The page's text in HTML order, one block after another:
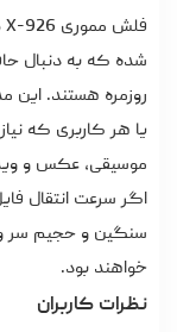
شده که به دنبال
روزمره هستند. این
یا هر کاربری که
موسیقی، عکس و
اگر سرعت انتقال
خواهند بود.
نظرات کاربران